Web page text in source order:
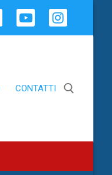
CONTATTI